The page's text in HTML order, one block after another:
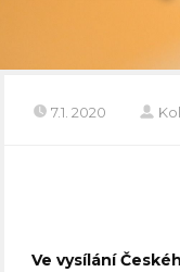
7.1. 2020
Ve vysílání